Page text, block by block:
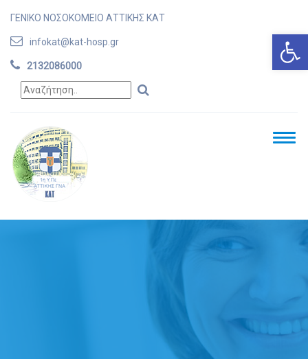
ΓΕΝΙΚΟ ΝΟΣΟΚΟΜΕΙΟ ΑΤΤΙΚΗΣ ΚΑΤ
infokat@kat-hosp.gr
2132086000